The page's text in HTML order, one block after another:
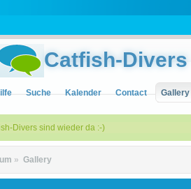
Catfish-Divers
Suche Kalender Contact Gallery
Divers sind wieder da :-)
» Gallery